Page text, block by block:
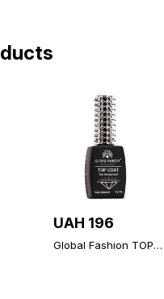
UAH 196
Global Fashion TOP